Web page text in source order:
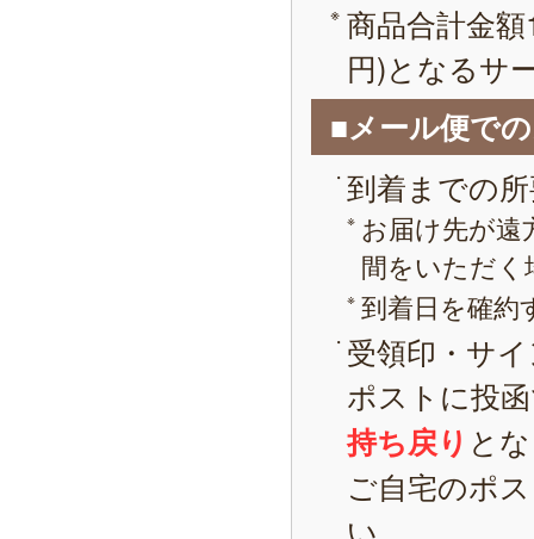
商品合計金
円)となるサ
■メール便で
到着までの
お届け先が遠
間をいただ
到着日を確約
受領印・サ
ポストに投
持ち戻り と
ご自宅のポ
い。